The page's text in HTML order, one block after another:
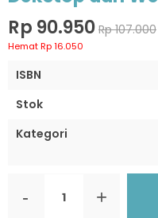
Rp 90.950 Rp 107.000
Hemat Rp 16.050
ISBN
Stok
Kategori
- +